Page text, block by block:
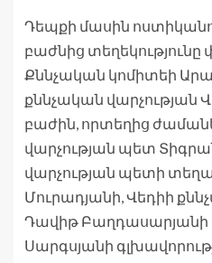
Դեպքի մասին
բաժնից տեղեկությունը
Քննչական կոմիտեի
քննչական վարչության
բաժին, որտեղից
վարչության պետ
վարչության պետի
Մուրադյանի, Վեդիի
Դավիթ Բաղդասարյանի
Սարգսյանի